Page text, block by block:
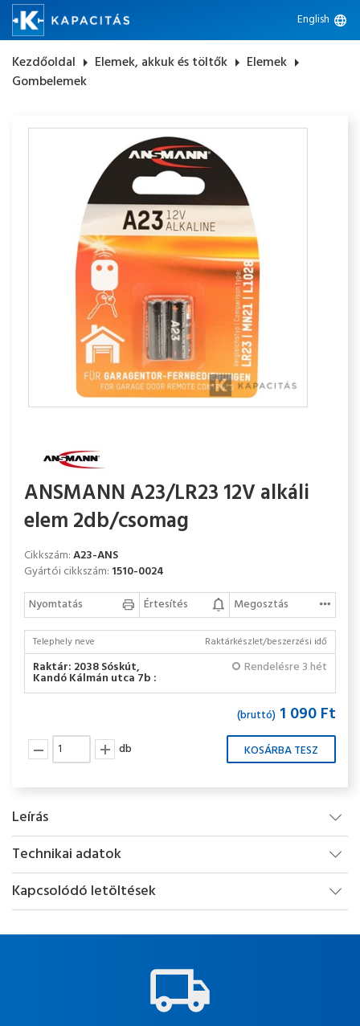
English language
Kezdőoldal arrow_right Elemek, akkuk és töltők arrow_right Elemek arrow_right
Gombelemek
ANSMANN A23/LR23 12V alkáli
elem 2db/csomag
Cikkszám:A23-ANS
Gyártói cikkszám: 1510-0024
Nyomtatás
Értesítés Megosztás
Telephely neve Raktárkészlet/beszerzési idő
Raktár: 2038 Sóskút,
Kandó Kálmán utca 7b :
Rendelésre 3 hét
(bruttó) 1 090 Ft
db
Leírás
Technikai adatok
Kapcsolódó letöltések